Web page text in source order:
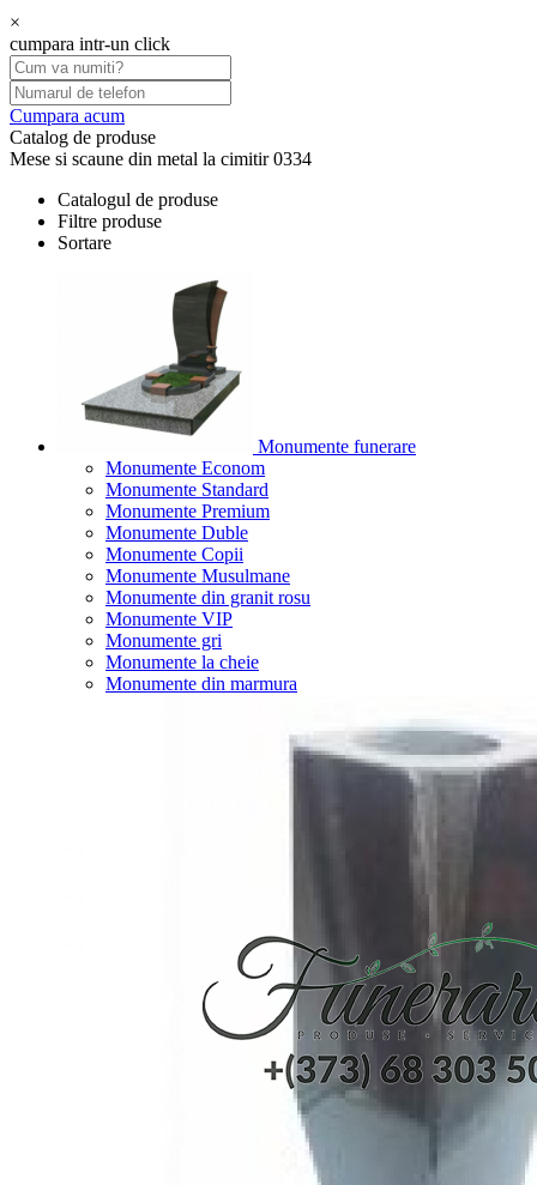
×
cumpara intr-un click
Cumpara acum
Catalog de produse
Mese si scaune din metal la cimitir 0334
Catalogul de produse
Filtre produse
Sortare
Monumente funerare
Monumente Econom
Monumente Standard
Monumente Premium
Monumente Duble
Monumente Copii
Monumente Musulmane
Monumente din granit rosu
Monumente VIP
Monumente gri
Monumente la cheie
Monumente din marmura